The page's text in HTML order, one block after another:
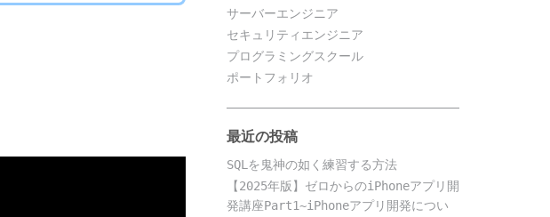
サーバーエンジニア
セキュリティエンジニア
プログラミングスクール
ポートフォリオ
最近の投稿
SQLを鬼神の如く練習する方法
【2025年版】ゼロからのiPhoneアプリ開
発講座Part1~iPhoneアプリ開発につい